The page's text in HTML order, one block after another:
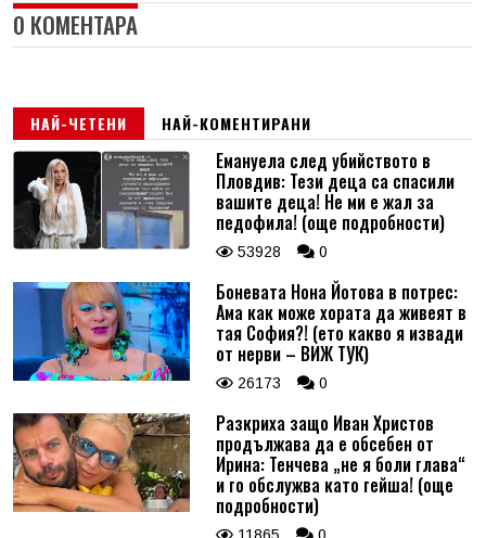
0 КОМЕНТАРА
НАЙ-ЧЕТЕНИ НАЙ-КОМЕНТИРАНИ
Емануела след убийството в
Пловдив: Тези деца са спасили
вашите деца! Не ми е жал за
педофила! (още подробности)
53928 0
Боневата Нона Йотова в потрес:
Ама как може хората да живеят в
тая София?! (ето какво я извади
от нерви – ВИЖ ТУК)
26173 0
Разкриха защо Иван Христов
продължава да е обсебен от
Ирина: Тенчева „не я боли глава“
и го обслужва като гейша! (още
подробности)